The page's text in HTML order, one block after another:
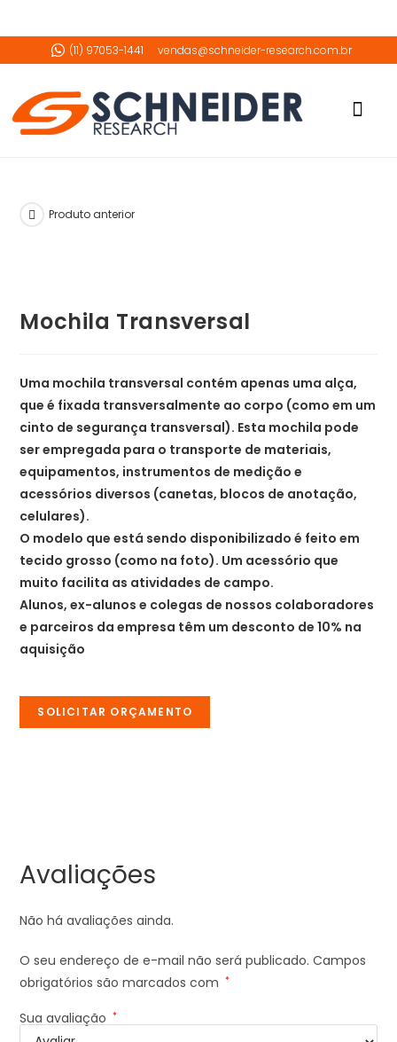
(11) 97053-1441 vendas@schneider-research.com.br
Produto anterior
Mochila Transversal
Uma mochila transversal contém apenas uma alça,
que é fixada transversalmente ao corpo (como em um
cinto de segurança transversal). Esta mochila pode
ser empregada para o transporte de materiais,
equipamentos, instrumentos de medição e
acessórios diversos (canetas, blocos de anotação,
celulares).
O modelo que está sendo disponibilizado é feito em
tecido grosso (como na foto). Um acessório que
muito facilita as atividades de campo.
Alunos, ex-alunos e colegas de nossos colaboradores
e parceiros da empresa têm um desconto de 10% na
aquisição
SOLICITAR ORÇAMENTO
Avaliações
Não há avaliações ainda.
O seu endereço de e-mail não será publicado. Campos
obrigatórios são marcados com *
Sua avaliação *